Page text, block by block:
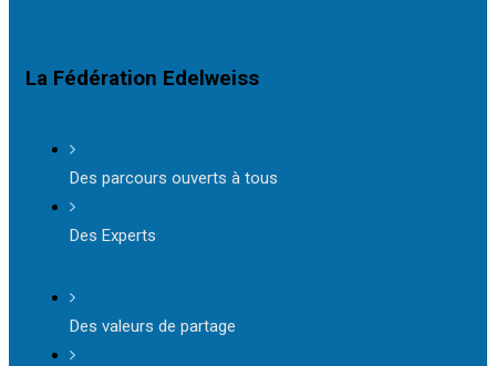
La Fédération Edelweiss
Des parcours ouverts à tous
Des Experts
Des valeurs de partage